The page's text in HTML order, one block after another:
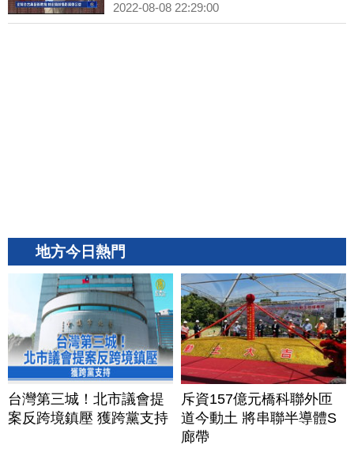
2022-08-08 22:29:00
地方今日熱門
台灣第三城！北市議會提
案反跨境鎮壓 獲跨黨支持
斥資157億元橋科聯外匝
道今動土 將串聯半導體S
廊帶